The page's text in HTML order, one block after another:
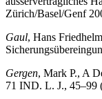
Zürich/Basel/Genf
Gaul, Hans
Gergen, Mark P., A
71 IND. L. J., 45–99